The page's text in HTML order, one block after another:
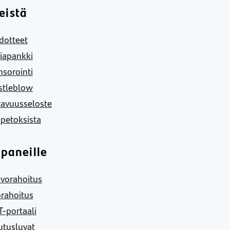
portaali